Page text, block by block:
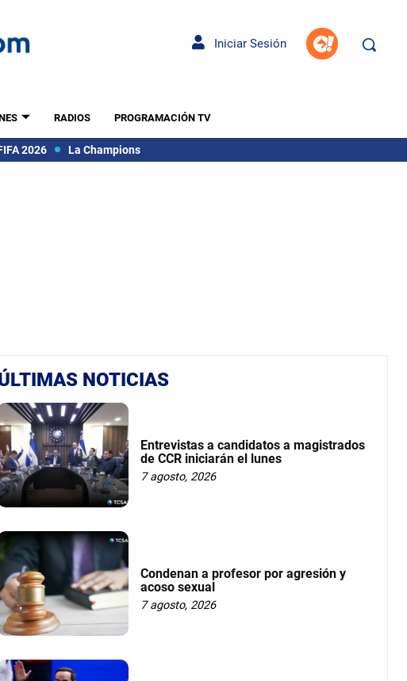
Iniciar Sesión
RADIOS PROGRAMACIÓN TV
2026 La Champions
NOTICIAS
Entrevistas a candidatos a magistrados
de CCR iniciarán el lunes
7 agosto, 2026
Condenan a profesor por agresión y
acoso sexual
7 agosto, 2026